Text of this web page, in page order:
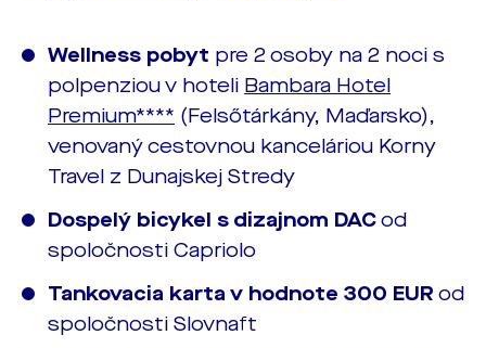
Wellness pobyt pre 2 osoby na 2 noci s
polpenziou v hoteli Bambara Hotel
Premium**** (Felsőtárkány, Maďarsko),
venovaný cestovnou kanceláriou Korny
Travel z Dunajskej Stredy
Dospelý bicykel s dizajnom DACod
spoločnosti Capriolo
Tankovacia karta v hodnote 300 EUR od
spoločnosti Slovnaft